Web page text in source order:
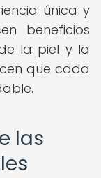
única y
beneficios
la piel y la
que cada
las